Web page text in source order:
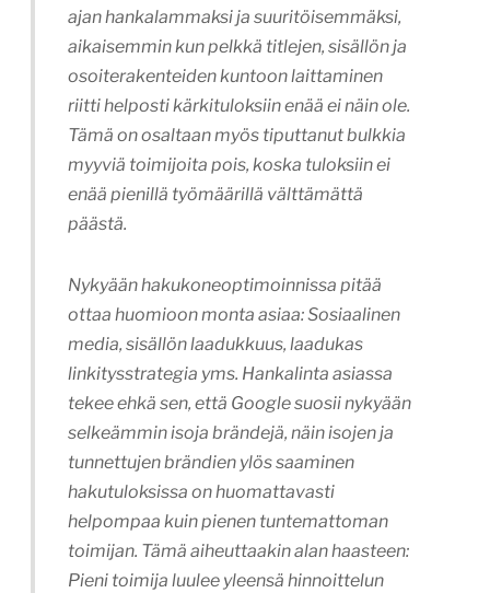
ajan hankalammaksi ja suuritöisemmäksi,
aikaisemmin kun pelkkä titlejen, sisällön ja
osoiterakenteiden kuntoon laittaminen
riitti helposti kärkituloksiin enää ei näin ole.
Tämä on osaltaan myös tiputtanut bulkkia
myyviä toimijoita pois, koska tuloksiin ei
enää pienillä työmäärillä välttämättä
päästä.
Nykyään hakukoneoptimoinnissa pitää
ottaa huomioon monta asiaa: Sosiaalinen
media, sisällön laadukkuus, laadukas
linkitysstrategia yms. Hankalinta asiassa
tekee ehkä sen, että Google suosii nykyään
selkeämmin isoja brändejä, näin isojen ja
tunnettujen brändien ylös saaminen
hakutuloksissa on huomattavasti
helpompaa kuin pienen tuntemattoman
toimijan. Tämä aiheuttaakin alan haasteen:
Pieni toimija luulee yleensä hinnoittelun